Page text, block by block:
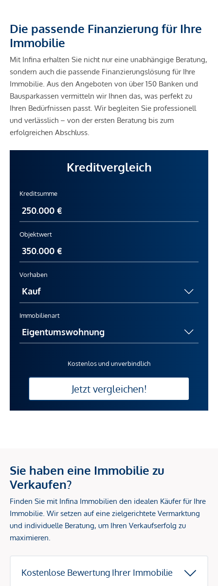
Die passende Finanzierung für Ihre
Immobilie
Mit Infina erhalten Sie nicht nur eine unabhängige Beratung,
sondern auch die passende Finanzierungslösung für Ihre
Immobilie. Aus den Angeboten von über 150 Banken und
Bausparkassen vermitteln wir Ihnen das, was perfekt zu
Ihren Bedürfnissen passt. Wir begleiten Sie professionell
und verlässlich – von der ersten Beratung bis zum
erfolgreichen Abschluss.
Kreditvergleich
Kreditsumme
Objektwert
Vorhaben
Immobilienart
Kostenlos und unverbindlich
Jetzt vergleichen!
Sie haben eine Immobilie zu
Verkaufen?
Finden Sie mit Infina Immobilien den idealen Käufer für Ihre
Immobilie. Wir setzen auf eine zielgerichtete Vermarktung
und individuelle Beratung, um Ihren Verkaufserfolg zu
maximieren.
Kostenlose Bewertung Ihrer Immobilie